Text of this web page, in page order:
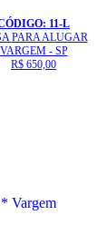
11-L
PARA ALUGAR
VARGEM - SP
R$ 650,00